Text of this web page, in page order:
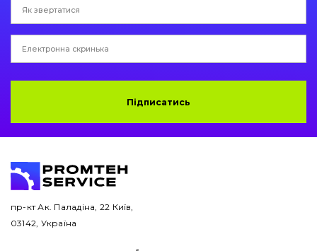
Гідравліка
Трансмісія
Навісне обладнання
Буровий інструмент
Підписатись
пр-кт Ак. Паладіна, 22 Київ,
03142, Україна